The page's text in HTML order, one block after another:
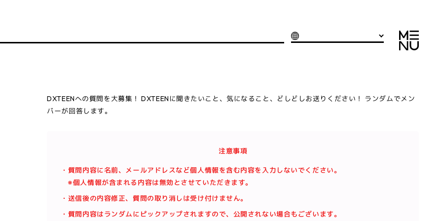
DXTEENへの質問を大募集！ DXTEENに聞きたいこと、気になること、どしどしお送りください！ ランダムでメン
バーが回答します。
注意事項
・質問内容に名前、メールアドレスなど個人情報を含む内容を入力しないでください。
※個人情報が含まれる内容は無効とさせていただきます。
・送信後の内容修正、質問の取り消しは受け付けません。
・質問内容はランダムにピックアップされますので、公開されない場合もございます。